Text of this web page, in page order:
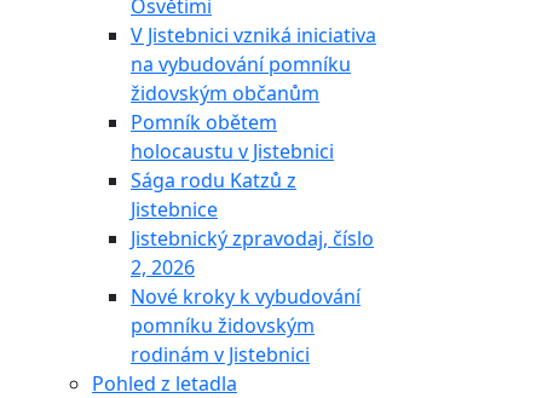
Osvětimi
V Jistebnici vzniká iniciativa
na vybudování pomníku
židovským občanům
Pomník obětem
holocaustu v Jistebnici
Sága rodu Katzů z
Jistebnice
Jistebnický zpravodaj, číslo
2, 2026
Nové kroky k vybudování
pomníku židovským
rodinám v Jistebnici
Pohled z letadla